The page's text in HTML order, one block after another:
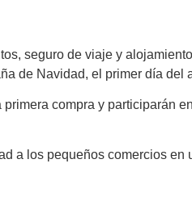
seguro de viaje y
de Navidad, el primer día del
compra y participarán
a los pequeños comercios en